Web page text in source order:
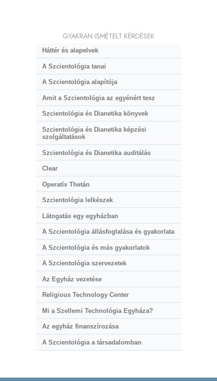
GYAKRAN ISMÉTELT KÉRDÉSEK
Háttér és alapelvek
A Szcientológia tanai
A Szcientológia alapítója
Amit a Szcientológia az egyénért tesz
Szcientológia és Dianetika könyvek
Szcientológia és Dianetika képzési
szolgáltatások
Szcientológia és Dianetika auditálás
Clear
Operatív Thetán
Szcientológia lelkészek
Látogatás egy egyházban
A Szcientológia állásfoglalása és gyakorlata
A Szcientológia és más gyakorlatok
A Szcientológia szervezetek
Az Egyház vezetése
Religious Technology Center
Mi a Szellemi Technológia Egyháza?
Az egyház finanszírozása
A Szcientológia a társadalomban